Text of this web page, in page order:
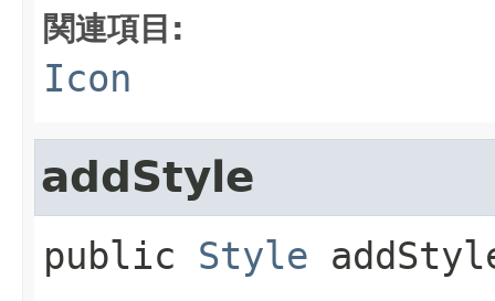
関連項目:
Icon
addStyle
public Style